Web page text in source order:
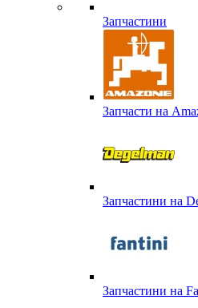
Запчастини
Запчасти на
Запчастини на
Запчастини на